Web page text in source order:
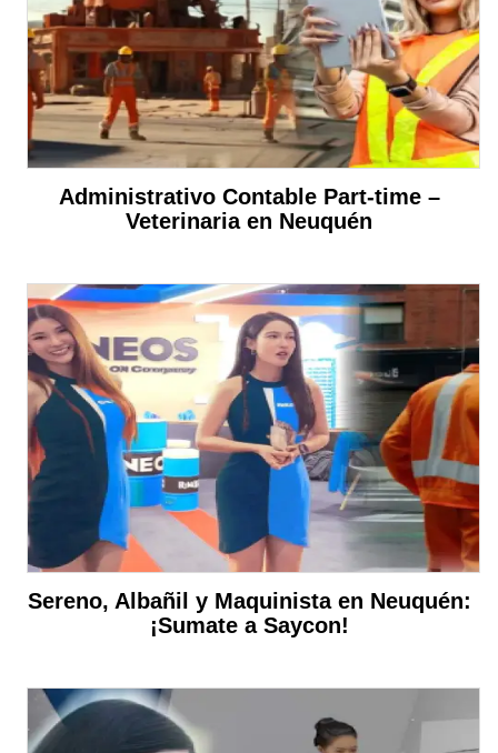
Administrativo Contable Part-time –
Veterinaria en Neuquén
Sereno, Albañil y Maquinista en Neuquén:
¡Sumate a Saycon!